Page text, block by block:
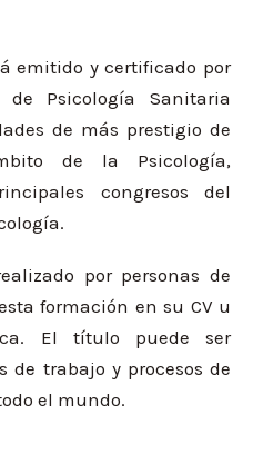
emitido y certificado por
Psicología Sanitaria
de más prestigio de
de la Psicología,
congresos del
por personas de
formación en su CV u
El título puede ser
de trabajo y procesos de
el mundo.